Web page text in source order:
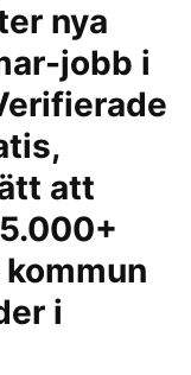
nya
jobb i
att
i